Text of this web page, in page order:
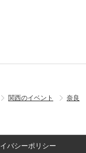
関西のイベント
奈良
バシーポリシー